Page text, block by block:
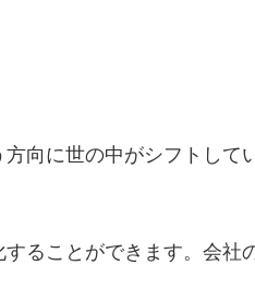
向に世の中がシフトして
ることができます。会社